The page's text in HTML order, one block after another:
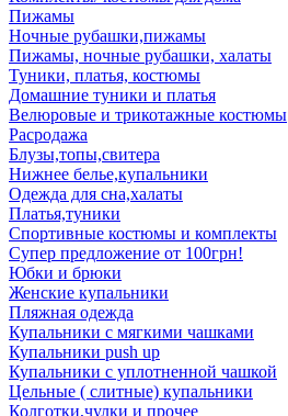
Пижамы
Ночные рубашки,пижамы
Пижамы, ночные рубашки, халаты
Туники, платья, костюмы
Домашние туники и платья
Велюровые и трикотажные костюмы
Расродажа
Блузы,топы,свитера
Нижнее белье,купальники
Одежда для сна,халаты
Платья,туники
Спортивные костюмы и комплекты
Супер предложение от 100грн!
Юбки и брюки
Женские купальники
Пляжная одежда
Купальники с мягкими чашками
Купальники push up
Купальники с уплотненной чашкой
Цельные ( слитные) купальники
Колготки,чулки и прочее